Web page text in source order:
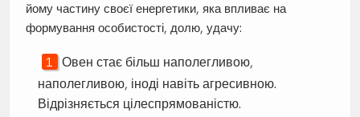
йому частину своєї енергетики, яка впливає на
формування особистості, долю, удачу:
Овен стає більш наполегливою,
наполегливою, іноді навіть агресивною.
Відрізняється цілеспрямованістю.